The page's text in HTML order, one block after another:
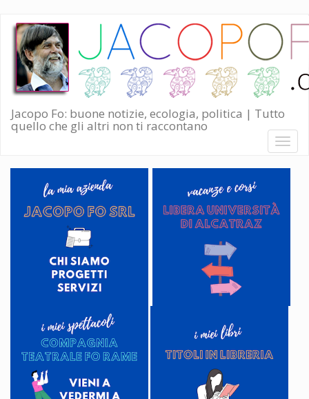
Salta
contenuto
principale
Jacopo Fo: buone notizie, ecologia, politica | Tutto
quello che gli altri non ti raccontano
Toggle